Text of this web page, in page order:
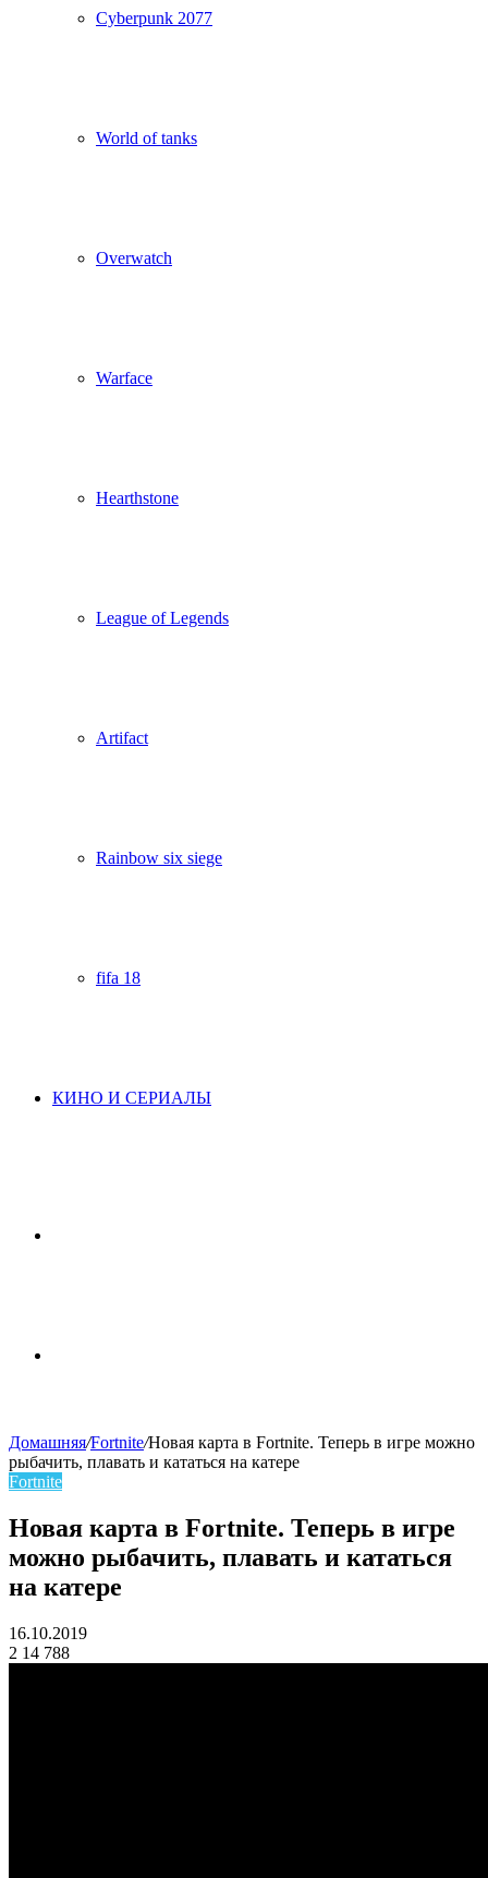
Cyberpunk 2077
World of tanks
Overwatch
Warface
Hearthstone
League of Legends
Artifact
Rainbow six siege
fifa 18
КИНО И СЕРИАЛЫ
skin
Домашняя/Fortnite/Новая карта в Fortnite. Теперь в игре можно
рыбачить, плавать и кататься на катере
Fortnite
Новая карта в Fortnite. Теперь в игре
можно рыбачить, плавать и кататься
на катере
16.10.2019
2 14 788